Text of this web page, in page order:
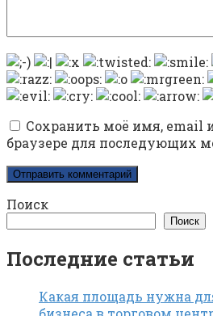
Сохранить моё имя, email
браузере для последующих
Поиск
Поиск
Последние статьи
Какая площадь нужна